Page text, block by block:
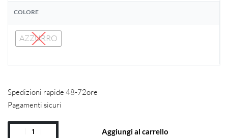
COLORE
AZZURRO
Spedizioni rapide 48-72ore
Pagamenti sicuri
Aggiungi al carrello